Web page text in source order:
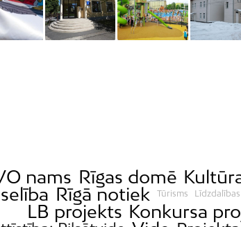
nams Rīgas domē
Rīgā notiek Tūrisms
LB projekts Konkursa